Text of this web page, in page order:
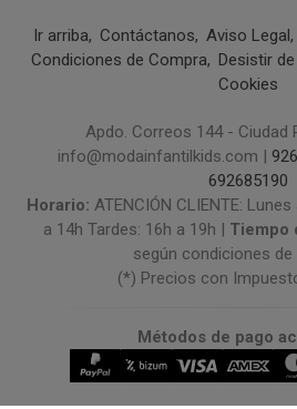
Ir arriba Contáctanos Aviso Legal
Condiciones de Compra
Desistir
Cookies
Apdo. Correos 144 - Ciudad
info@modainfantilkids.com |
692685190
Horario: ATENCIÓN CLIENTE:
a 14h Tardes: 16h a 19h | Tiempo
según condiciones
(*) Precios con
Métodos de pago